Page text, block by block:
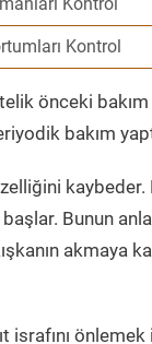
Kontrol
önceki
bakım
Bunun
akmaya
israfını önlemek